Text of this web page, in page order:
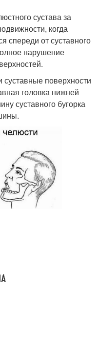
сустава за
когда
спереди от суставного
нарушение
поверхности
головка нижней
суставного бугорка